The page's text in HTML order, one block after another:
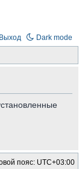
Dark mode
Выход
пояс: UTC+03:00